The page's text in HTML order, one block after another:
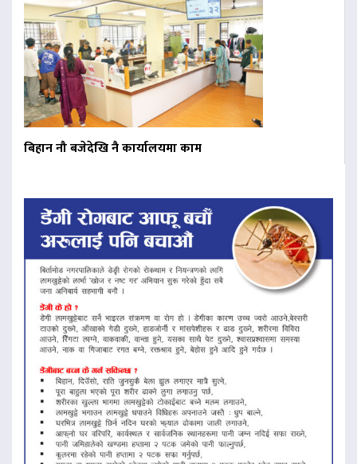
बिहान नौ बजेदेखि नै कार्यालयमा काम